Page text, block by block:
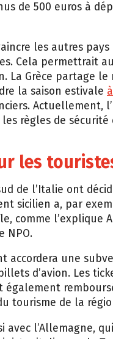
de 500 euros à
les autres
Cela permettrait
Grèce partage le
la saison estivale
Actuellement,
règles de
les
de l’Italie ont
sicilien a, par
comme l’explique
NPO.
accordera une
d’avion. Les
également
tourisme de la
avec l’Allemagne,